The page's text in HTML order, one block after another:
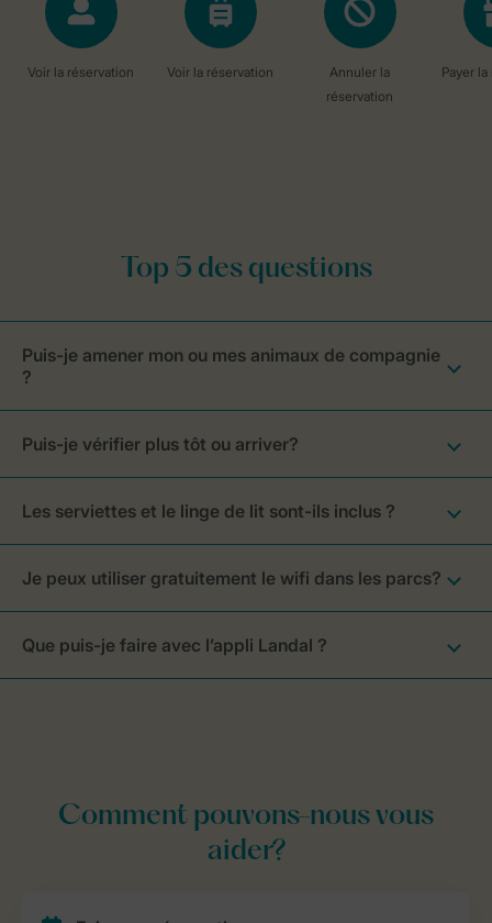
Puis-je amener mon ou mes animaux de compagnie
?
Puis-je vérifier plus tôt ou arriver?
Les serviettes et le linge de lit sont-ils inclus ?
Je peux utiliser gratuitement le wifi dans les parcs?
Que puis-je faire avec l’appli Landal ?